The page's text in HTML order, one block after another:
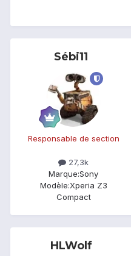
Sébi11
Responsable de section
27,3k
Marque:Sony
Modèle:Xperia Z3
Compact
HLWolf